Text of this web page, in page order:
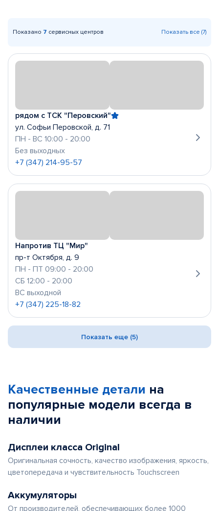
Показано 7 сервисных центров Показать все (7)
рядом с ТСК "Перовский"
ул. Софьи Перовской, д. 71
ПН - ВС 10:00 - 20:00
Без выходных
+7 (347) 214-95-57
Напротив ТЦ "Мир"
пр-т Октября, д. 9
ПН - ПТ 09:00 - 20:00
СБ 12:00 - 20:00
ВС выходной
+7 (347) 225-18-82
Показать еще (5)
Качественные детали на
популярные модели всегда в
наличии
Дисплеи класса Original
Оригинальная сочность, качество изображения, яркость,
цветопередача и чувствительность Touchscreen
Аккумуляторы
От производителей, обеспечивающих более 1000